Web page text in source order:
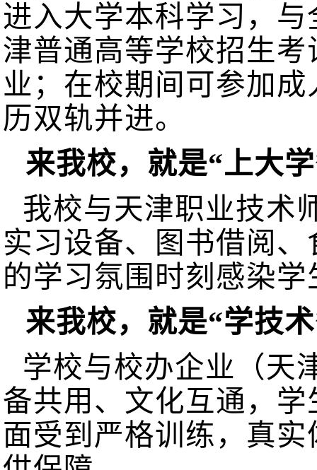
进入大学本科学习，
津普通高等学校招生
业；在校期间可参加
历双轨并进。
来我校，就是“上大
我校与天津职业技术
实习设备、图书借阅
的学习氛围时刻感染
来我校，就是“学技
学校与校办企业（天
备共用、文化互通，
面受到严格训练，真